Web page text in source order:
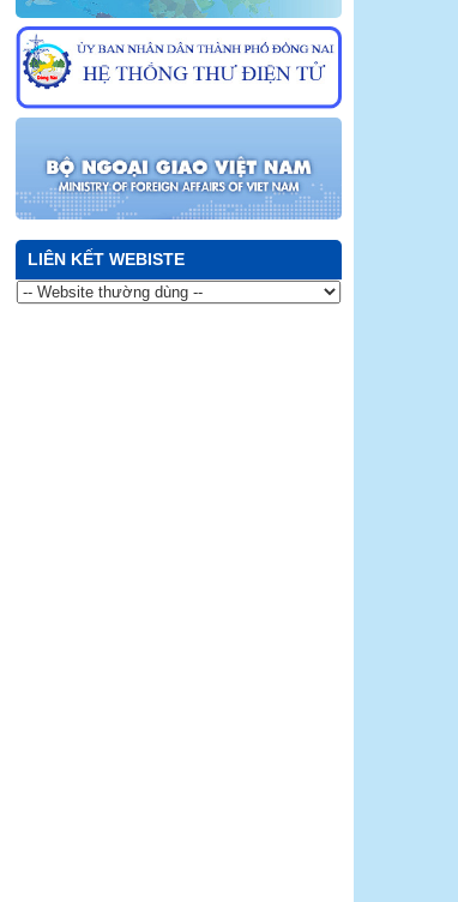
LIÊN KẾT WEBISTE